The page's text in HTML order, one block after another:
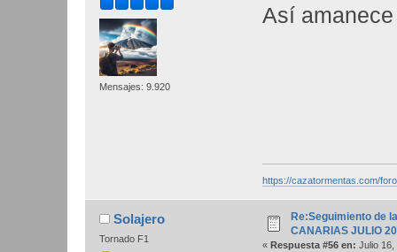
Mensajes: 9.920
Así
https://cazatormentas.com/
Solajero
Tornado F1
Re:Seguimiento de
CANARIAS JULIO
« Respuesta #56 en: Julio 16,